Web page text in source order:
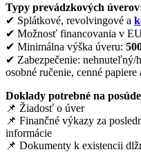
Typy prevádzkových
✔ Splátkové, revolvingové a
✔ Možnosť financovania v
✔ Minimálna výška úveru:
✔ Zabezpečenie:
osobné ručenie, cenné papiere
Doklady potrebné na
📌 Žiadosť o úver
📌 Finančné výkazy za
informácie
📌 Dokumenty k existencii